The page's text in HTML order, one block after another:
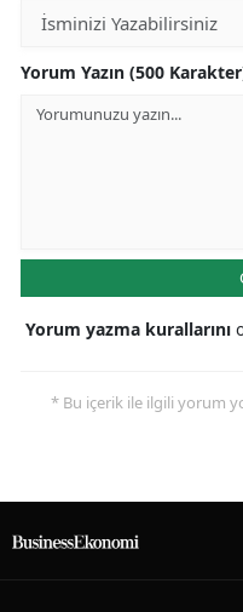
Yorum Yazın (500
Yorum yazma kurallarını
* Bu içerik ile ilgili yorum